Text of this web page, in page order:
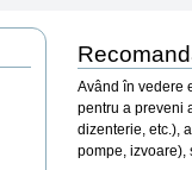
Având în vedere
pentru a preveni
dizenterie, etc.),
pompe, izvoare),